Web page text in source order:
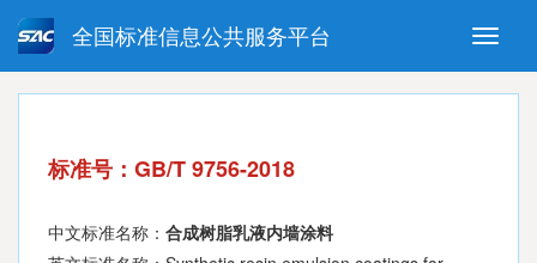
Toggle
全国标准信息公共服务平台
强制性国家标准 推荐性国家标准
指导性技术文件
标准号：GB/T 9756-2018
中文标准名称： 合成树脂乳液内墙涂料